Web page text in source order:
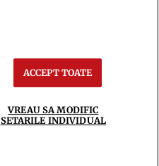
ACCEPT TOATE
VREAU SA MODIFIC
SETARILE INDIVIDUAL